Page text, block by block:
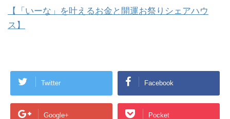
【「いーな」を叶えるお金と開運お祭りシェアハウ
ス】
Twitter Facebook
Google+ Pocket